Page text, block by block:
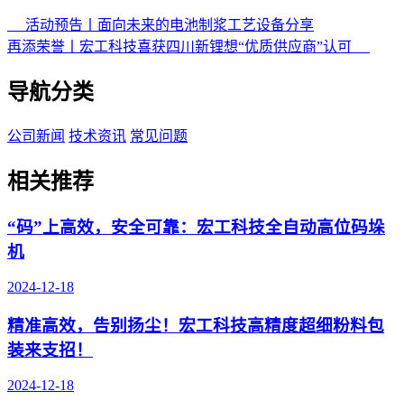
活动预告丨面向未来的电池制浆工艺设备分享
再添荣誉丨宏工科技喜获四川新锂想“优质供应商”认可
导航分类
公司新闻 技术资讯 常见问题
相关推荐
“码”上高效，安全可靠：宏工科技全自动高位码垛
机
2024-12-18
精准高效，告别扬尘！宏工科技高精度超细粉料包
装来支招！
2024-12-18